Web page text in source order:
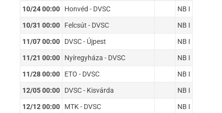
10/24 00:00 Honvéd - DVSC NB I
10/31 00:00 Felcsút - DVSC NB I
11/07 00:00 DVSC - Újpest NB I
11/21 00:00 Nyíregyháza - DVSC NB I
11/28 00:00 ETO - DVSC NB I
12/05 00:00 DVSC - Kisvárda NB I
12/12 00:00 MTK - DVSC NB I